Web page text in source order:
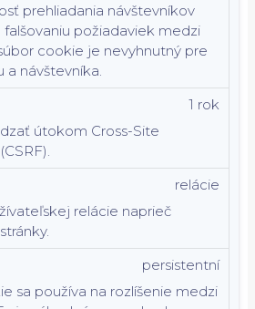
prehliadania návštevníkov
požiadaviek medzi
cookie je nevyhnutný pre
návštevníka.
útokom Cross-Site
1 rok
relácie naprieč
relácie
sa používa na rozlíšenie medzi
persistentní